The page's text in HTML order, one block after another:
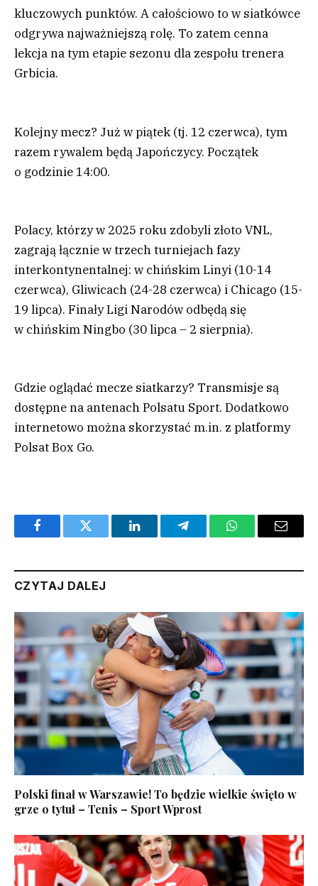
kluczowych punktów. A całościowo to w siatkówce
odgrywa najważniejszą rolę. To zatem cenna
lekcja na tym etapie sezonu dla zespołu trenera
Grbicia.
Kolejny mecz? Już w piątek (tj. 12 czerwca), tym
razem rywalem będą Japończycy. Początek
o godzinie 14:00.
Polacy, którzy w 2025 roku zdobyli złoto VNL,
zagrają łącznie w trzech turniejach fazy
interkontynentalnej: w chińskim Linyi (10-14
czerwca), Gliwicach (24-28 czerwca) i Chicago (15-
19 lipca). Finały Ligi Narodów odbędą się
w chińskim Ningbo (30 lipca – 2 sierpnia).
Gdzie oglądać mecze siatkarzy? Transmisje są
dostępne na antenach Polsatu Sport. Dodatkowo
internetowo można skorzystać m.in. z platformy
Polsat Box Go.
FacebookTwitter LinkedInTelegramWhatsAppEmail
CZYTAJ DALEJ
Polski finał w Warszawie! To będzie wielkie święto w
grze o tytuł – Tenis – Sport Wprost